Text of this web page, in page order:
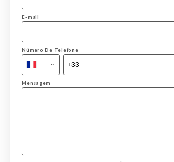
E-mail
Número De Telefone
Mensagem